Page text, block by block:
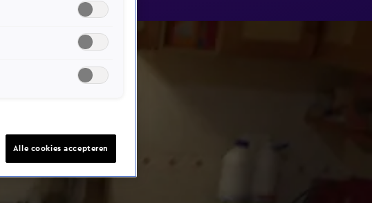
Alle cookies accepteren